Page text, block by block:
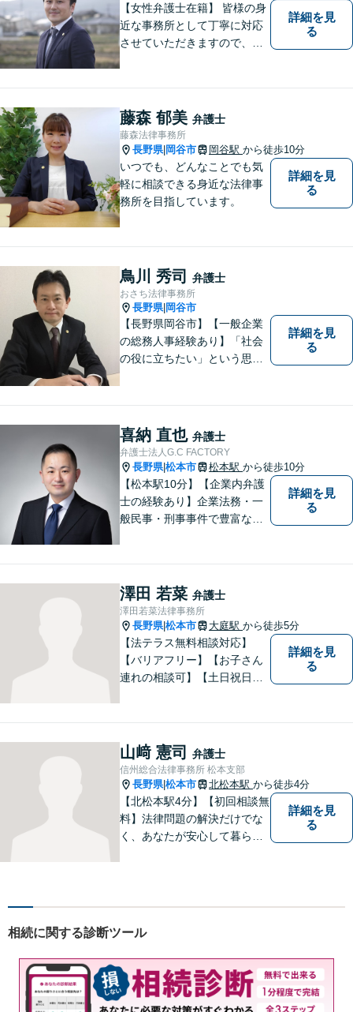
【女性弁護士在籍】 皆様の身
近な事務所として丁寧に対応
させていただきますので、お
詳細を見
る
藤森 郁美 弁護士
藤森法律事務所
長野県| 岡谷市 岡谷駅 から徒歩10分
いつでも、どんなことでも気
軽に相談できる身近な法律事
務所を目指しています。
詳細を見
る
鳥川 秀司 弁護士
おさち法律事務所
長野県| 岡谷市
【長野県岡谷市】【一般企業
の総務人事経験あり】「社会
の役に立ちたい」という思い
谷市・長野県中南信の人々の
権利を守るために懸命に働き
ます。離婚・借金・交通事故
などお気軽にご相談くださ
い。
詳細を見
る
喜納 直也 弁護士
弁護士法人G.C FACTORY
長野県|松本市 松本駅 から徒歩10分
【松本駅10分】【企業内弁護
士の経験あり】企業法務・一
般民事・刑事事件で豊富な実
供します。
詳細を見
る
澤田 若菜 弁護士
澤田若菜法律事務所
長野県|松本市 大庭駅 から徒歩5分
【法テラス無料相談対応】
【バリアフリー】【お子さん
連れの相談可】【土日祝日応
詳細を見
る
山﨑 憲司 弁護士
信州総合法律事務所 松本支部
長野県|松本市 北松本駅 から徒歩4分
【北松本駅4分】【初回相談無
料】法律問題の解決だけでな
く、あなたが安心して暮らせ
せください。お気持ちに寄り
よう全力を尽くします。【法
テラス利用可】
詳細を見
る
相続に関する診断ツール